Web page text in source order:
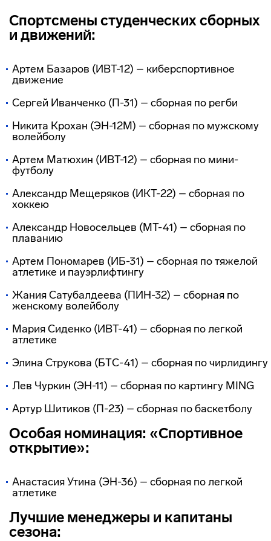
Спортсмены студенческих сборных
и движений:
Артем Базаров (ИВТ-12) – киберспортивное
движение
Сергей Иванченко (П-31) – сборная по регби
Никита Крохан (ЭН-12М) – сборная по мужскому
волейболу
Артем Матюхин (ИВТ-12) – сборная по мини-
футболу
Александр Мещеряков (ИКТ-22) – сборная по
хоккею
Александр Новосельцев (МТ-41) – сборная по
плаванию
Артем Пономарев (ИБ-31) – сборная по тяжелой
атлетике и пауэрлифтингу
Жания Сатубалдеева (ПИН-32) – сборная по
женскому волейболу
Мария Сиденко (ИВТ-41) – сборная по легкой
атлетике
Элина Струкова (БТС-41) – сборная по чирлидингу
Лев Чуркин (ЭН-11) – сборная по картингу MING
Артур Шитиков (П-23) – сборная по баскетболу
Особая номинация: «Спортивное
открытие»:
Анастасия Утина (ЭН-36) – сборная по легкой
атлетике
Лучшие менеджеры и капитаны
сезона: